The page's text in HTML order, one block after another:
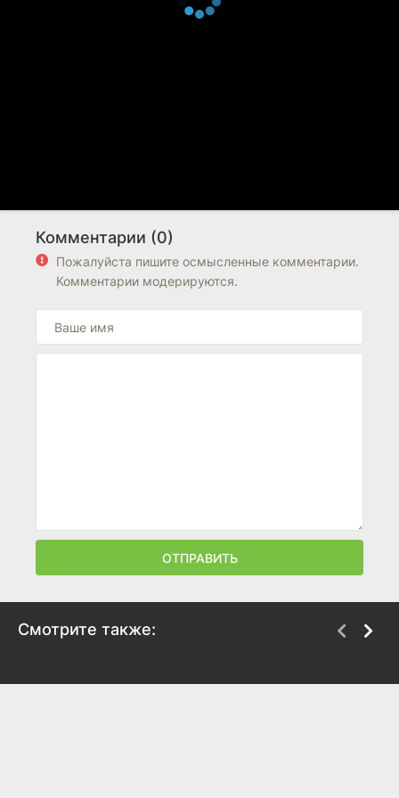
Комментарии (0)
Пожалуйста пишите осмысленные комментарии.
Комментарии модерируются.
ОТПРАВИТЬ
Смотрите также: